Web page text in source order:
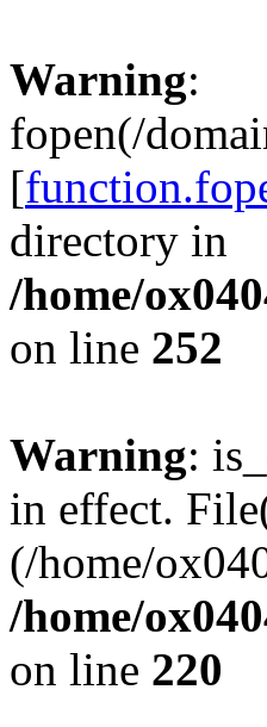
Warning:
fopen(/
[
directory in
/home/
on line 252
Warning:
in effect.
(/home/
/home/
on line 220